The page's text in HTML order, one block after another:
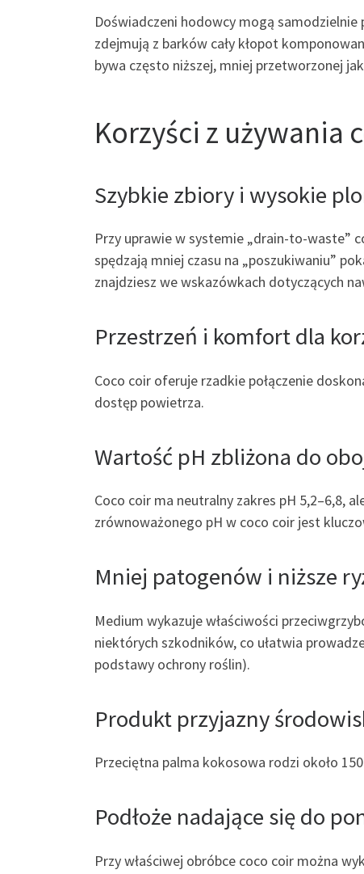
Doświadczeni hodowcy mogą
zdejmują z barków cały kłopot
bywa często niższej, mniej przetworzonej
Korzyści z używania
Szybkie zbiory i wysokie
Przy uprawie w systemie „drain-to-waste”
spędzają mniej czasu na „poszukiwaniu”
znajdziesz we wskazówkach dotyczących
Przestrzeń i komfort dla
Coco coir oferuje rzadkie połączenie
dostęp powietrza.
Wartość pH zbliżona do
Coco coir ma neutralny zakres pH 5,2–6,8,
zrównoważonego pH w coco coir jest
Mniej patogenów i niższe
Medium wykazuje właściwości
niektórych szkodników, co ułatwia
podstawy ochrony roślin).
Produkt przyjazny
Przeciętna palma kokosowa rodzi około
Podłoże nadające się do
Przy właściwej obróbce coco coir można